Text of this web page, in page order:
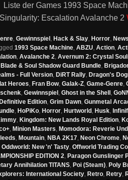
Liste der Games 1993 Space
Escalation Avalanche 2
, Gewinnspiel, Hack & Slay, Horror, News
1993 Space Machine, ABZU, Action,
, Avalanche 2, Avernum 2: Crystal
Blade & Soul Shadow Guard Bundle,
- Full Version, DiRT Rally, Dragon's
Heroes, Fran Bow, Galak-Z, Game-Genre,
, Gewinnspiel, Ghost in the Shell,
Edition, Grim Dawn, Gunmetal
, HoPiKo, Horror, Hurtworld, Husk,
, Kingdom: New Lands Royal Edition,
, Minion Masters, Momodora: Reverie
, Mountain, NBA 2K17, Neon Chrome,
Oddworld: New 'n' Tasty, Offworld Trading
EDITION 2, Paragon Gunslinger
Annihilation TITANS, Poi (Steam), Poly
International Society, Retro, Retry,